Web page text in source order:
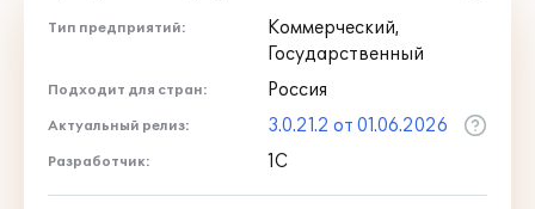
Тип предприятий:
Коммерческий,
Государственный
Подходит для стран: Россия
Актуальный релиз: 3.0.21.2 от 01.06.2026
Разработчик: 1С